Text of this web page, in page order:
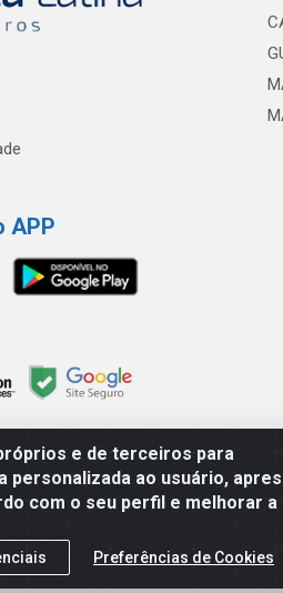
e de terceiros para
personalizada ao usuário,
com o seu perfil e melhorar a
Preferências de Cookies
APP
e Comércio de Vidros LTDA -